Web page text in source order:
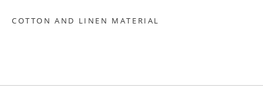
COTTON AND LINEN MATERIAL